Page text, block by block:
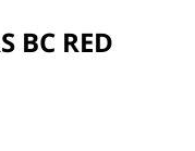
BC RED